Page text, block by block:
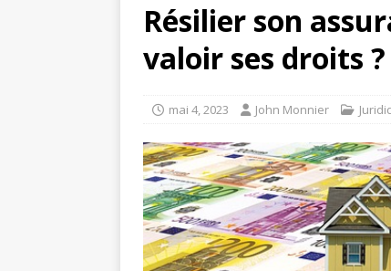
Résilier son
valoir ses droits ?
mai 4, 2023 John Monnier